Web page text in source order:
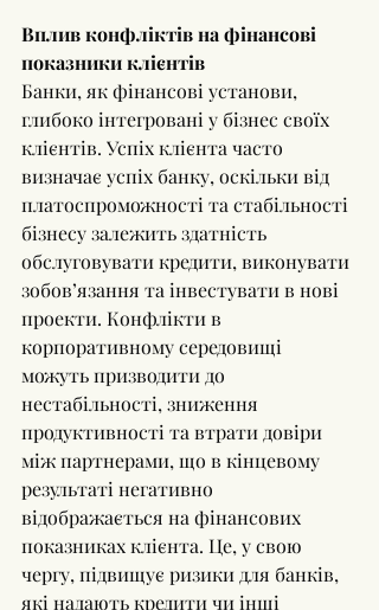
Вплив конфліктів на фінансові
показники клієнтів
Банки, як фінансові установи,
глибоко інтегровані у бізнес своїх
клієнтів. Успіх клієнта часто
визначає успіх банку, оскільки від
платоспроможності та стабільності
бізнесу залежить здатність
обслуговувати кредити, виконувати
зобов’язання та інвестувати в нові
проекти. Конфлікти в
корпоративному середовищі
можуть призводити до
нестабільності, зниження
продуктивності та втрати довіри
між партнерами, що в кінцевому
результаті негативно
відображається на фінансових
показниках клієнта. Це, у свою
чергу, підвищує ризики для банків,
які надають кредити чи інші